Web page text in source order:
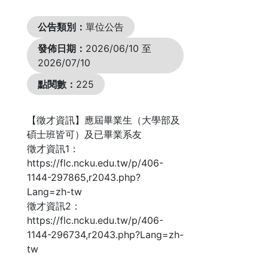
公告類別： 單位公告
發佈日期： 2026/06/10 至
2026/07/10
點閱數： 225
【徵才資訊】應屆畢業生（大學部及
碩士班皆可）及已畢業系友
徵才資訊1：
https://flc.ncku.edu.tw/p/406-
1144-297865,r2043.php?
Lang=zh-tw
徵才資訊2：
https://flc.ncku.edu.tw/p/406-
1144-296734,r2043.php?Lang=zh-
tw